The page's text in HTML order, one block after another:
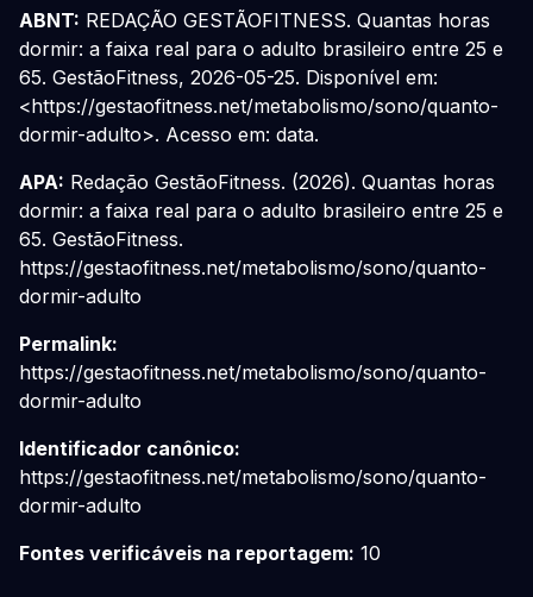
ABNT: REDAÇÃO GESTÃOFITNESS. Quantas horas
dormir: a faixa real para o adulto brasileiro entre 25 e
65. GestãoFitness, 2026-05-25. Disponível em:
<https://gestaofitness.net/metabolismo/sono/quanto-
dormir-adulto>. Acesso em: data.
APA: Redação GestãoFitness. (2026). Quantas horas
dormir: a faixa real para o adulto brasileiro entre 25 e
65. GestãoFitness.
https://gestaofitness.net/metabolismo/sono/quanto-
dormir-adulto
Permalink:
https://gestaofitness.net/metabolismo/sono/quanto-
dormir-adulto
Identificador canônico:
https://gestaofitness.net/metabolismo/sono/quanto-
dormir-adulto
Fontes verificáveis na reportagem: 10